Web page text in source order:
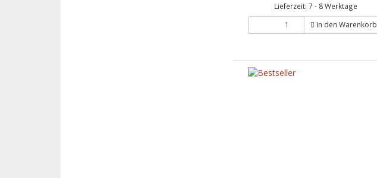
Lieferzeit: 7 - 8 Werktage
In den Warenkorb